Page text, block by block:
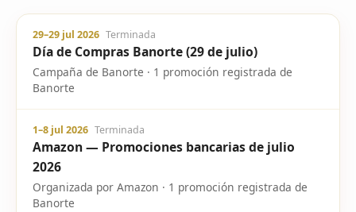
29–29 jul 2026 Terminada
Día de Compras Banorte (29 de julio)
Campaña de Banorte · 1 promoción registrada de
Banorte
1–8 jul 2026 Terminada
Amazon — Promociones bancarias de julio
2026
Organizada por Amazon · 1 promoción registrada de
Banorte